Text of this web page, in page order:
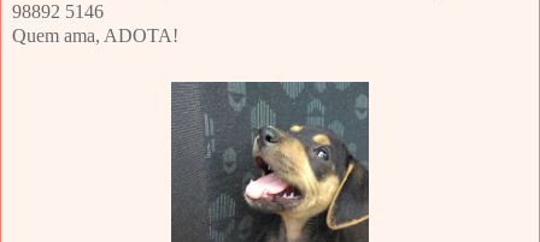
98892 5146
Quem ama, ADOTA!